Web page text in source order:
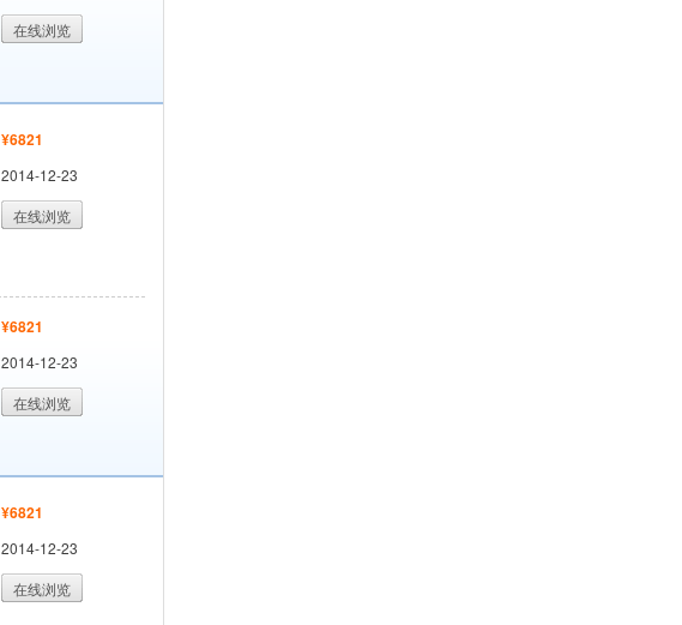
在线浏览
¥6821
2014-12-23
在线浏览
¥6821
2014-12-23
在线浏览
¥6821
2014-12-23
在线浏览